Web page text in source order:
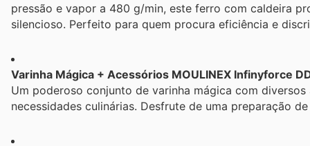
pressão e vapor a 480 g/min, este ferro com caldeira
silencioso. Perfeito para quem procura eficiência e
Varinha Mágica + Acessórios MOULINEX Infinyforce
Um poderoso conjunto de varinha mágica com
necessidades culinárias. Desfrute de uma preparação